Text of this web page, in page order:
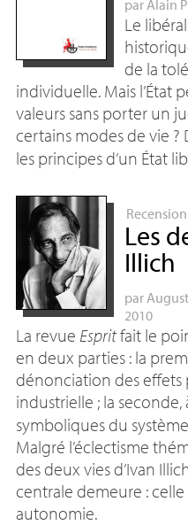
parAlain
Le
de la
individuelle. Mais l’État
valeurs sans porter un
certains modes de vie ?
les principes d’un État
Recension
Les
Illich
par
2010
La revue Espritfait le
en deux parties : la
dénonciation des effets
industrielle ; la seconde,
symboliques du
Malgré l’éclectisme
des deux vies d’Ivan
centrale demeure :
autonomie.